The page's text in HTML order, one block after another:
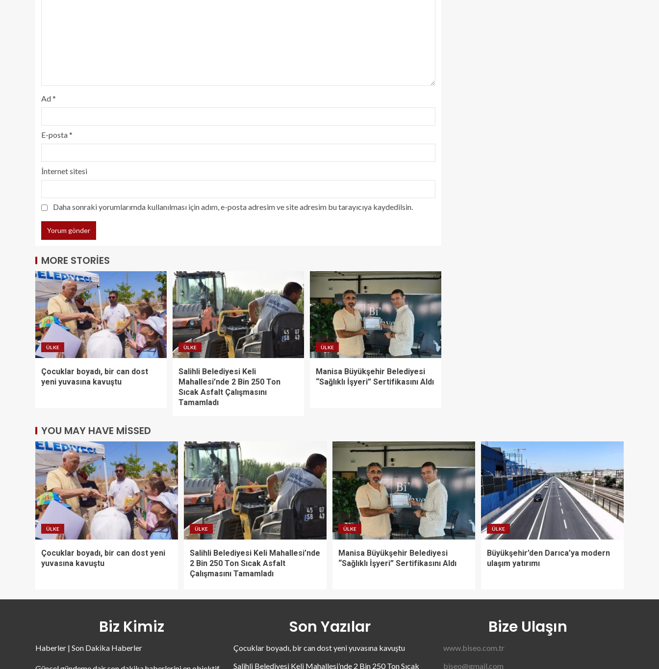
Ad*
E-posta*
İnternet sitesi
Daha sonraki yorumlarımda kullanılması için adım, e-posta adresim ve site adresim bu tarayıcıya kaydedilsin.
MORE STORIES
ÜLKE
Çocuklar boyadı, bir can dost
yeni yuvasına kavuştu
ÜLKE
Salihli Belediyesi Keli
Mahallesi’nde 2 Bin 250 Ton
Sıcak Asfalt Çalışmasını
Tamamladı
ÜLKE
Manisa Büyükşehir Belediyesi
“Sağlıklı İşyeri” Sertifikasını Aldı
YOU MAY HAVE MISSED
ÜLKE
Çocuklar boyadı, bir can dost yeni
yuvasına kavuştu
ÜLKE
Salihli Belediyesi Keli Mahallesi’nde
2 Bin 250 Ton Sıcak Asfalt
Çalışmasını Tamamladı
ÜLKE
Manisa Büyükşehir Belediyesi
“Sağlıklı İşyeri” Sertifikasını Aldı
ÜLKE
Büyükşehir’den Darıca’ya modern
ulaşım yatırımı
Biz Kimiz
Haberler | Son Dakika Haberler
Son Yazılar
Çocuklar boyadı, bir can dost yeni yuvasına kavuştu
Salihli Belediyesi Keli Mahallesi’nde 2 Bin 250 Ton Sıcak
Bize Ulaşın
www.biseo.com.tr
biseo@gmail.com